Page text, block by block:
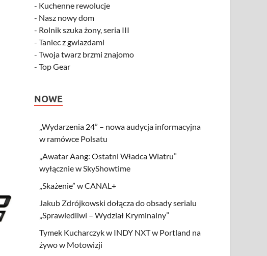
- Kuchenne rewolucje
- Nasz nowy dom
- Rolnik szuka żony, seria III
-Taniec z gwiazdami
-Twoja twarz brzmi znajomo
-Top Gear
NOWE
„Wydarzenia 24” – nowa audycja informacyjna
w ramówce Polsatu
„Awatar Aang: Ostatni Władca Wiatru”
wyłącznie w SkyShowtime
„Skażenie” w CANAL+
Jakub Zdrójkowski dołącza do obsady serialu
„Sprawiedliwi – Wydział Kryminalny”
Tymek Kucharczyk w INDY NXT w Portland na
żywo w Motowizji